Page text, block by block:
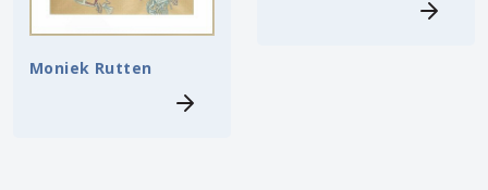
Kerncollectie
11 items. Pagina: 1
Moniek Rutten